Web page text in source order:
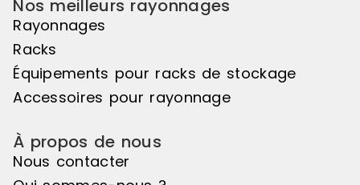
Nos meilleurs rayonnages
Rayonnages
Racks
Équipements pour racks de stockage
Accessoires pour rayonnage
À propos de nous
Nous contacter